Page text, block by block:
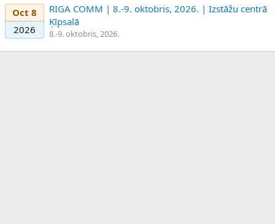
Oct 8
2026
RIGA COMM | 8.-9. oktobris, 2026. | Izstāžu centrā
Ķīpsalā
8.-9. oktobris, 2026.